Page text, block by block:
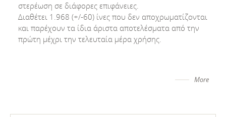
στερέωση σε διάφορες επιφάνειες.
Διαθέτει 1.968 (+/-60) ίνες που δεν αποχρωματίζονται
και παρέχουν τα ίδια άριστα αποτελέσματα από την
πρώτη μέχρι την τελευταία μέρα χρήσης.
More